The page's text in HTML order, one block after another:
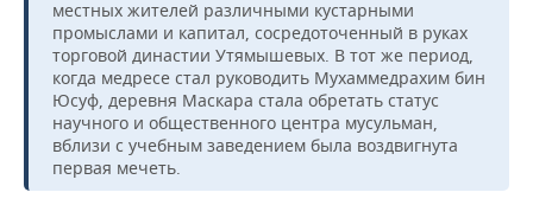
местных жителей различными кустарными
промыслами и капитал, сосредоточенный в руках
торговой династии Утямышевых. В тот же период,
когда медресе стал руководить Мухаммедрахим бин
Юсуф, деревня Маскара стала обретать статус
научного и общественного центра мусульман,
вблизи с учебным заведением была воздвигнута
первая мечеть.